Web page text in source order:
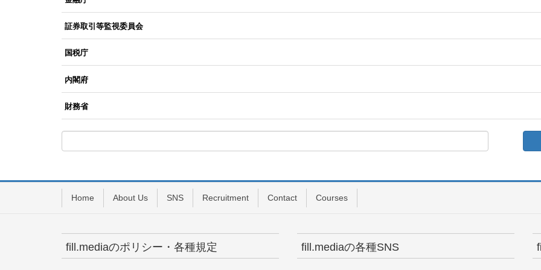
証券取引等監視委員会
国税庁
内閣府
財務省
Home About Us SNS Recruitment Contact Courses
fill.mediaのポリシー・各種規定 fill.mediaの各種SNS